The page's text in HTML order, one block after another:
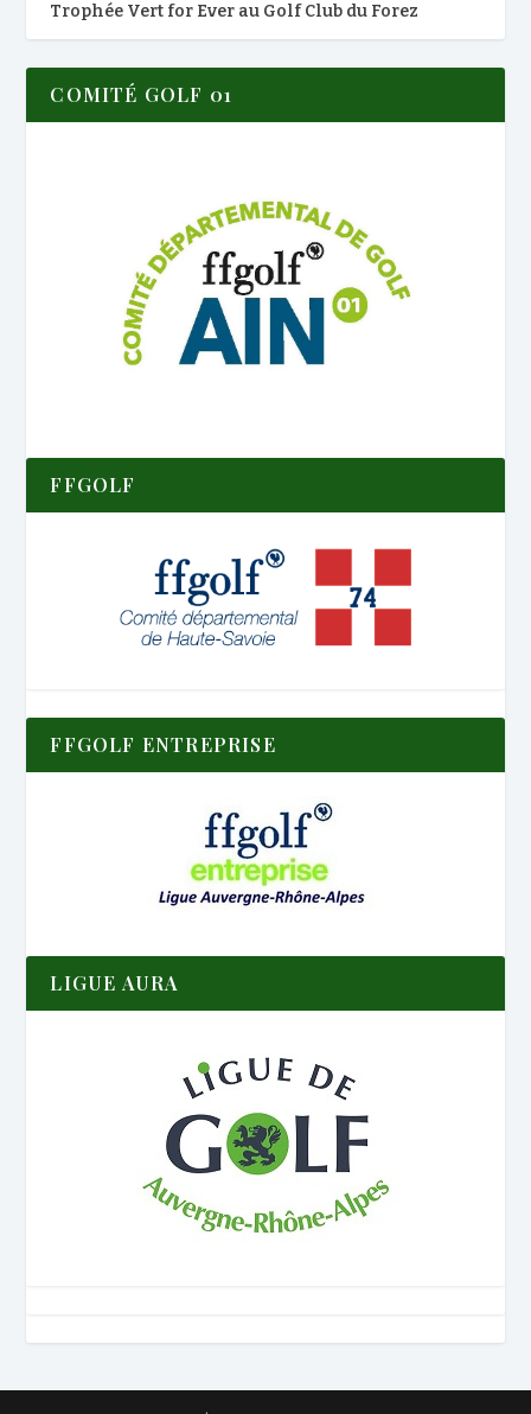
Trophée Vert for Ever au Golf Club du Forez
COMITÉ GOLF 01
FFGOLF
FFGOLF ENTREPRISE
LIGUE AURA